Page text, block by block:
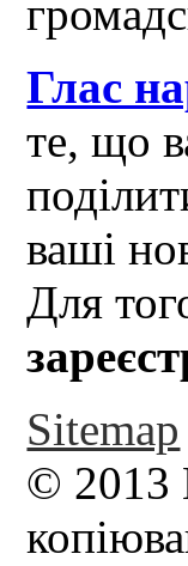
Глас
те, що
ваші
Для
Sitemap
© 2013